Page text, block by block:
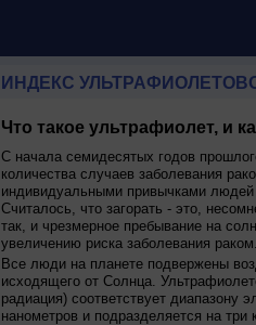
ИНДЕКС
Что такое ультрафиолет, и
С начала семидесятых годов
количества случаев заболевания
индивидуальными привычками
Считалось, что загорать - это,
так, и чрезмерное пребывание на
увеличению риска заболевания
Все люди на планете подвержены
исходящего от Солнца.
радиация) соответствует диапазону
нанометров и подразделяется на три